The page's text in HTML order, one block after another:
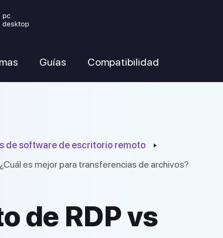
Guías Compatibilidad
de software de escritorio remoto
es mejor para transferencias de archivos?
de RDP vs